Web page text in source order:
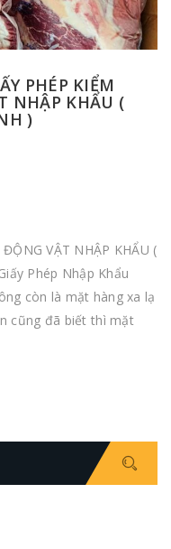
PHÉP KIỂM
NHẬP KHẨU (
)
VẬT NHẬP KHẨU (
Phép Nhập Khẩu
còn là mặt hàng xa lạ
cũng đã biết thì mặt